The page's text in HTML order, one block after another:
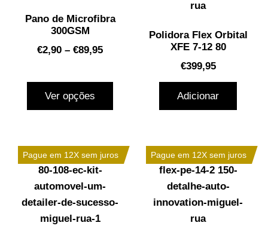
Pano de Microfibra
300GSM
€2,90 – €89,95
Ver opções
Polidora Flex Orbital
XFE 7-12 80
€399,95
Adicionar
Pague em 12X sem juros Pague em 12X sem juros